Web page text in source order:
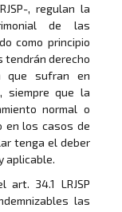
, regulan la
de las
como principio
tendrán derecho
que sufran en
siempre que la
normal o
en los casos de
tenga el deber
aplicable.
art. 34.1 LRJSP
las